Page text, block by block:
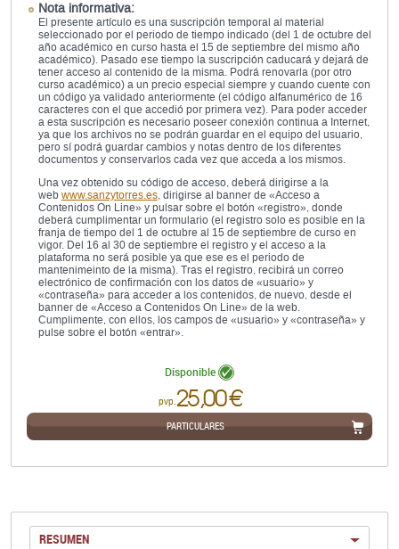
Nota informativa:
El presente artículo es una suscripción temporal al material
seleccionado por el periodo de tiempo indicado (del 1 de octubre del
año académico en curso hasta el 15 de septiembre del mismo año
académico). Pasado ese tiempo la suscripción caducará y dejará de
tener acceso al contenido de la misma. Podrá renovarla (por otro
curso académico) a un precio especial siempre y cuando cuente con
un código ya validado anteriormente (el código alfanumérico de 16
caracteres con el que accedió por primera vez). Para poder acceder
a esta suscripción es necesario poseer conexión continua a Internet,
ya que los archivos no se podrán guardar en el equipo del usuario,
pero sí podrá guardar cambios y notas dentro de los diferentes
documentos y conservarlos cada vez que acceda a los mismos.
Una vez obtenido su código de acceso, deberá dirigirse a la
web www.sanzytorres.es , dirigirse al banner de «Acceso a
Contenidos On Line» y pulsar sobre el botón «registro», donde
deberá cumplimentar un formulario (el registro solo es posible en la
franja de tiempo del 1 de octubre al 15 de septiembre de curso en
vigor. Del 16 al 30 de septiembre el registro y el acceso a la
plataforma no será posible ya que ese es el periodo de
mantenimeinto de la misma). Tras el registro, recibirá un correo
electrónico de confirmación con los datos de «usuario» y
«contraseña» para acceder a los contenidos, de nuevo, desde el
banner de «Acceso a Contenidos On Line» de la web.
Cumplimente, con ellos, los campos de «usuario» y «contraseña» y
pulse sobre el botón «entrar».
Disponible
pvp. 25,00 €
PARTICULARES
RESUMEN